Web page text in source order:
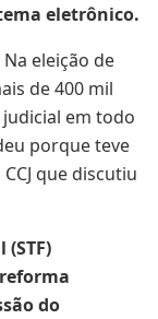
eletrônico.
eleição de
de 400 mil
em todo
porque teve
que discutiu
do